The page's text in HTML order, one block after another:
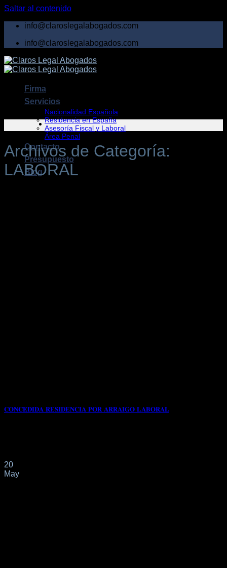
Saltar al contenido
info@claroslegalabogados.com
info@claroslegalabogados.com
Firma
Servicios
Nacionalidad Española
Residencia en España
Asesoría Fiscal y Laboral
Área Penal
Contacto
Presupuesto
Blog
Archivos de Categoría:
LABORAL
𝐂𝐎𝐍𝐂𝐄𝐃𝐈𝐃𝐀 𝐑𝐄𝐒𝐈𝐃𝐄𝐍𝐂𝐈𝐀 𝐏𝐎𝐑 𝐀𝐑𝐑𝐀𝐈𝐆𝐎 𝐋𝐀𝐁𝐎𝐑𝐀𝐋
20
May